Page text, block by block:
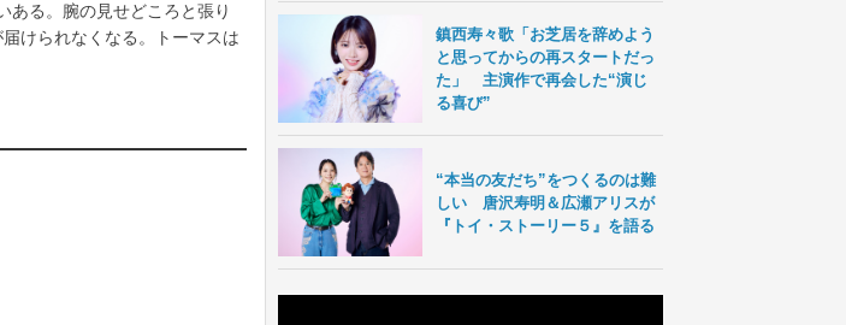
ある。腕の見せどころと張り
けられなくなる。トーマスは
鎮西寿々歌「お芝居を辞めよう
と思ってからの再スタートだっ
た」 主演作で再会した“演じ
る喜び”
“本当の友だち”をつくるのは難
しい 唐沢寿明＆広瀬アリスが
『トイ・ストーリー５』を語る